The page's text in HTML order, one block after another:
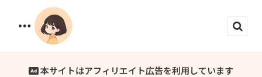
Menu
本サイトはアフィリエイト広告を利用しています